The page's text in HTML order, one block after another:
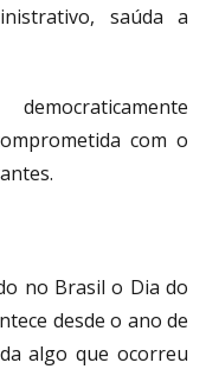
saúda a
com o
no Brasil o Dia do
desde o ano de
algo que ocorreu